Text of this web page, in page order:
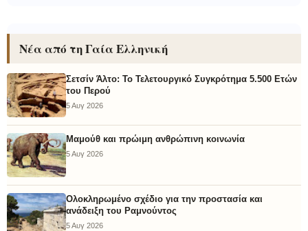
Νέα από τη Γαία Ελληνική
Σετσίν Άλτο: Το Τελετουργικό Συγκρότημα 5.500 Ετών
του Περού
5 Αυγ 2026
Μαμούθ και πρώιμη ανθρώπινη κοινωνία
5 Αυγ 2026
Ολοκληρωμένο σχέδιο για την προστασία και
ανάδειξη του Ραμνούντος
5 Αυγ 2026